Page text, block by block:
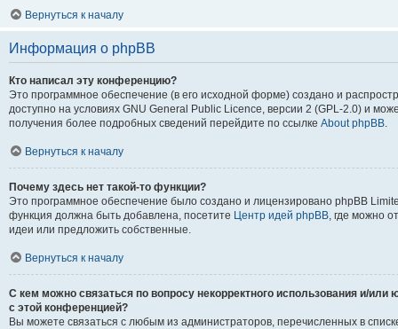
Вернуться к началу
Информация о phpBB
Кто написал эту конференцию?
Это программное обеспечение (в его исходной форме) создано и
доступно на условиях GNU General Public Licence, версии 2 (GPL-2.0) и
получения более подробных сведений перейдите по ссылке About phpBB.
Вернуться к началу
Почему здесь нет такой-то функции?
Это программное обеспечение было создано и лицензировано phpBB
функция должна быть добавлена, посетите Центр идей phpBB, где можно
идеи или предложить собственные.
Вернуться к началу
С кем можно связаться по вопросу некорректного использования и/или
с этой конференцией?
Вы можете связаться с любым из администраторов, перечисленных в